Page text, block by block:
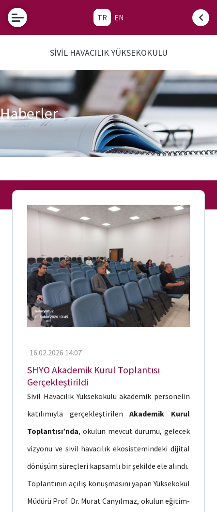
TR EN
Tanınan
Okul Sınav
Komisyonu
Sık
SİVİL HAVACILIK YÜKSEKOKULU
Haberler
16.02.2026 14:07
SHYO Akademik Kurul Toplantısı
Gerçekleştirildi
Sivil Havacılık Yüksekokulu akademik personelin
katılımıyla gerçekleştirilenAkademik Kurul
Toplantısı’nda, okulun mevcut durumu, gelecek
vizyonu ve sivil havacılık ekosistemindeki dijital
dönüşüm süreçleri kapsamlı bir şekilde ele alındı.
Toplantının açılış konuşmasını yapan Yüksekokul
Müdürü Prof. Dr. Murat Canyılmaz, okulun eğitim-